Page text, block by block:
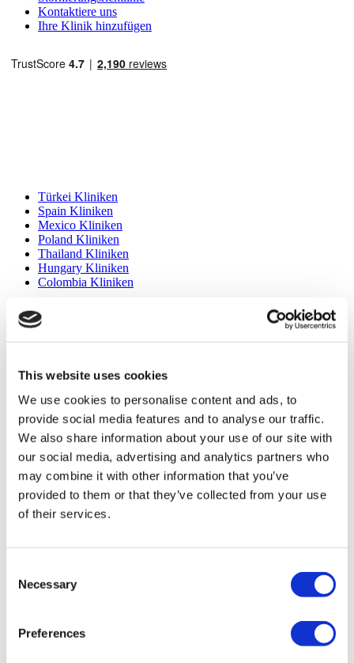
This website uses cookies
We use cookies to personalise content and ads, to
provide social media features and to analyse our traffic.
We also share information about your use of our site with
our social media, advertising and analytics partners who
may combine it with other information that you’ve
provided to them or that they’ve collected from your use
of their services.
Selection
Necessary
Preferences
Kontaktiere uns
Ihre Klinik hinzufügen
Türkei Kliniken
Spain Kliniken
Mexico Kliniken
Poland Kliniken
Thailand Kliniken
Hungary Kliniken
Colombia Kliniken
Beliebte Behandlungen in Türkei
Brustverkleinerung Türkei
Zahnimplantat Türkei
Veneers Türkei
Zahnkronen Türkei
Bariatrische Chirurgie Türkei
Magenbypass Türkei
Zahnmedizin Türkei
Haartransplantation Türkei
Hollywood Lächeln Türkei
All-on-4 Türkei